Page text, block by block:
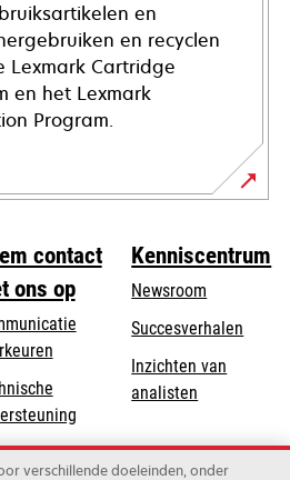
en
en recyclen
Lexmark Cartridge
en het Lexmark
Program.
contact
ons op
opens
in
a
registratie
Kenniscentrum
Newsroom
Succesverhalen
Inzichten van
analisten
verschillende doeleinden, onder